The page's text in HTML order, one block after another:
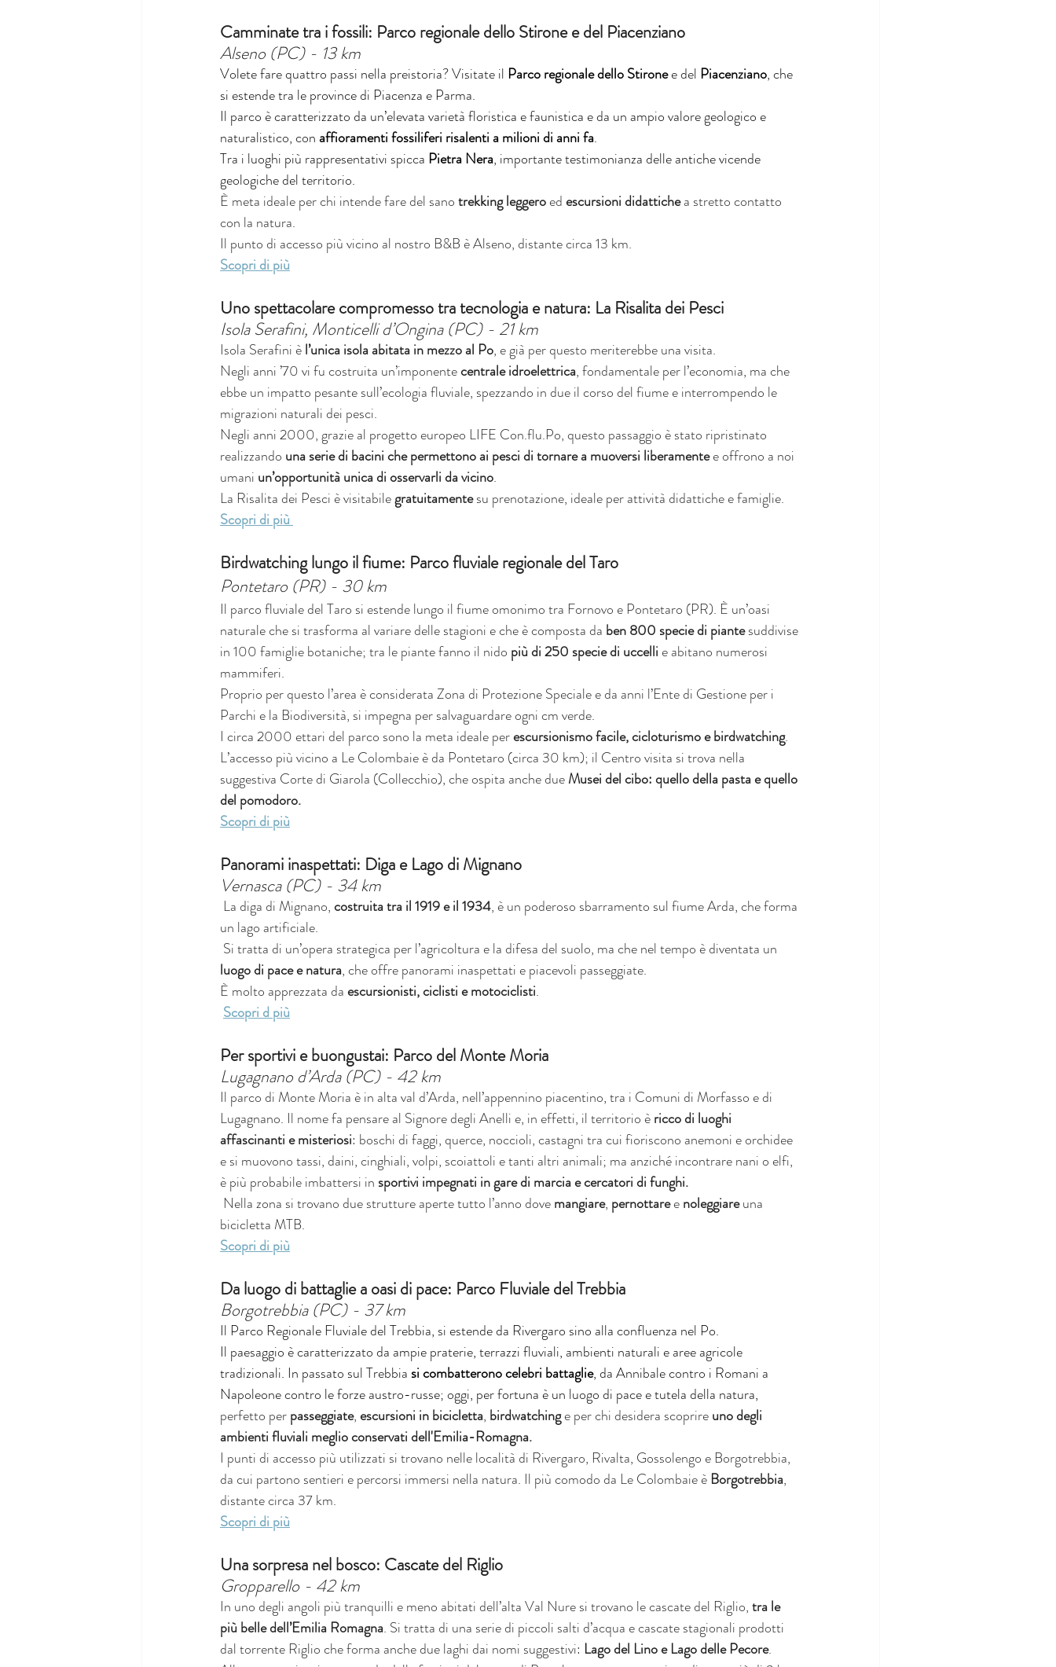
Camminate tra i fossili: Parco regionale dello Stirone e del Piacenziano
Alseno (PC) - 13 km
Volete fare quattro passi nella preistoria? Visitate il Parco regionale dello Stirone e del Piacenziano, che
si estende tra le province di Piacenza e Parma.
Il parco è caratterizzato da un’elevata varietà floristica e faunistica e da un ampio valore geologico e
naturalistico, con affioramenti fossiliferi risalenti a milioni di anni fa.
Tra i luoghi più rappresentativi spicca Pietra Nera, importante testimonianza delle antiche vicende
geologiche del territorio.
È meta ideale per chi intende fare del sano trekking leggero ed escursioni didattiche a stretto contatto
con la natura.
Il punto di accesso più vicino al nostro B&B è Alseno, distante circa 13 km.
Scopri di più
Uno spettacolare compromesso tra tecnologia e natura: La Risalita dei Pesci
Isola Serafini, Monticelli d’Ongina (PC) - 21 km
Isola Serafini è l’unica isola abitata in mezzo al Po, e già per questo meriterebbe una visita.
Negli anni ’70 vi fu costruita un’imponente centrale idroelettrica, fondamentale per l’economia, ma che
ebbe un impatto pesante sull’ecologia fluviale, spezzando in due il corso del fiume e interrompendo le
migrazioni naturali dei pesci.
Negli anni 2000, grazie al progetto europeo LIFE Con.flu.Po, questo passaggio è stato ripristinato
realizzando una serie di bacini che permettono ai pesci di tornare a muoversi liberamente e offrono a noi
umani un’opportunità unica di osservarli da vicino.
La Risalita dei Pesci è visitabile gratuitamente su prenotazione, ideale per attività didattiche e famiglie.
Scopri di più
Birdwatching lungo il fiume: Parco fluviale regionale del Taro
Pontetaro (PR) - 30 km
Il parco fluviale del Taro si estende lungo il fiume omonimo tra Fornovo e Pontetaro (PR). È un’oasi
naturale che si trasforma al variare delle stagioni e che è composta da ben 800 specie di piante suddivise
in 100 famiglie botaniche; tra le piante fanno il nido più di 250 specie di uccelli e abitano numerosi
mammiferi.
Proprio per questo l’area è considerata Zona di Protezione Speciale e da anni l’Ente di Gestione per i
Parchi e la Biodiversità, si impegna per salvaguardare ogni cm verde.
I circa 2000 ettari del parco sono la meta ideale per escursionismo facile, cicloturismo e birdwatching.
L’accesso più vicino a Le Colombaie è da Pontetaro (circa 30 km); il Centro visita si trova nella
suggestiva Corte di Giarola (Collecchio), che ospita anche due Musei del cibo: quello della pasta e quello
del pomodoro.
Scopri di più
Panorami inaspettati: Diga e Lago di Mignano
Vernasca (PC) - 34 km
La diga di Mignano, costruita tra il 1919 e il 1934, è un poderoso sbarramento sul fiume Arda, che forma
un lago artificiale.
Si tratta di un’opera strategica per l’agricoltura e la difesa del suolo, ma che nel tempo è diventata un
luogo di pace e natura, che offre panorami inaspettati e piacevoli passeggiate.
È molto apprezzata da escursionisti, ciclisti e motociclisti.
Scopri d più
Per sportivi e buongustai: Parco del Monte Moria
Lugagnano d’Arda (PC) - 42 km
Il parco di Monte Moria è in alta val d’Arda, nell’appennino piacentino, tra i Comuni di Morfasso e di
Lugagnano. Il nome fa pensare al Signore degli Anelli e, in effetti, il territorio è ricco di luoghi
affascinanti e misteriosi: boschi di faggi, querce, noccioli, castagni tra cui fioriscono anemoni e orchidee
e si muovono tassi, daini, cinghiali, volpi, scoiattoli e tanti altri animali; ma anziché incontrare nani o elfi,
è più probabile imbattersi in sportivi impegnati in gare di marcia e cercatori di funghi.
Nella zona si trovano due strutture aperte tutto l’anno dove mangiare, pernottare e noleggiare una
bicicletta MTB.
Scopri di più
Da luogo di battaglie a oasi di pace: Parco Fluviale del Trebbia
Borgotrebbia (PC) - 37 km
Il Parco Regionale Fluviale del Trebbia, si estende da Rivergaro sino alla confluenza nel Po.
Il paesaggio è caratterizzato da ampie praterie, terrazzi fluviali, ambienti naturali e aree agricole
tradizionali. In passato sul Trebbia si combatterono celebri battaglie, da Annibale contro i Romani a
Napoleone contro le forze austro-russe; oggi, per fortuna è un luogo di pace e tutela della natura,
perfetto per passeggiate, escursioni in bicicletta, birdwatching e per chi desidera scoprire uno degli
ambienti fluviali meglio conservati dell'Emilia-Romagna.
I punti di accesso più utilizzati si trovano nelle località di Rivergaro, Rivalta, Gossolengo e Borgotrebbia,
da cui partono sentieri e percorsi immersi nella natura. Il più comodo da Le Colombaie è Borgotrebbia,
distante circa 37 km.
Scopri di più
Una sorpresa nel bosco: Cascate del Riglio
Gropparello - 42 km
In uno degli angoli più tranquilli e meno abitati dell’alta Val Nure si trovano le cascate del Riglio, tra le
più belle dell’Emilia Romagna. Si tratta di una serie di piccoli salti d’acqua e cascate stagionali prodotti
dal torrente Riglio che forma anche due laghi dai nomi suggestivi: Lago del Lino e Lago delle Pecore.